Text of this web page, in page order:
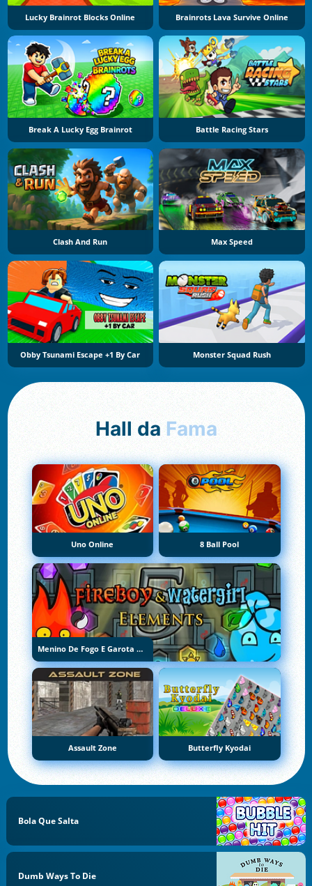
Lucky Brainrot Blocks Online Brainrots Lava Survive Online
Break A Lucky Egg Brainrot Battle Racing Stars
Clash And Run Max Speed
Obby Tsunami Escape +1 By Car Monster Squad Rush
Hall da Fama
Uno Online 8 Ball Pool
Menino De Fogo E Garota De Água 5: Elementos
Assault Zone Butterfly Kyodai
Bola Que Salta
Dumb Ways To Die